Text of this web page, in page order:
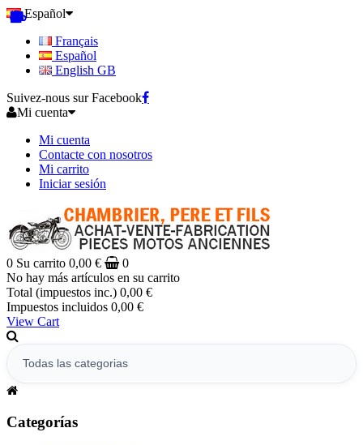
Español
Français
Español
English GB
Suivez-nous sur Facebook
Mi cuenta
Mi cuenta
Contacte con nosotros
Mi carrito
Iniciar sesión
0 Su carrito 0,00 €
0
No hay más artículos en su carrito
Total (impuestos inc.) 0,00 €
Impuestos incluidos 0,00 €
View Cart
Categorías